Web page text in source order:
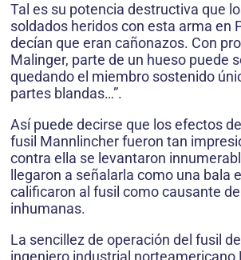
Tal es su potencia destructiva que
soldados heridos con esta arma en
decían que eran cañonazos. Con
Malinger, parte de un hueso puede
quedando el miembro sostenido
partes blandas…”.
Así puede decirse que los efectos
fusil Mannlincher fueron tan
contra ella se levantaron
llegaron a señalarla como una bala
calificaron al fusil como causante
inhumanas.
La sencillez de operación del fusil